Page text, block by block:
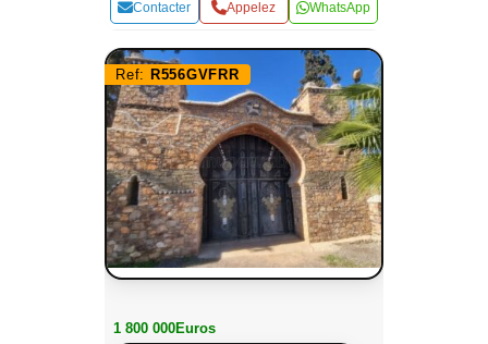
Contacter Appelez WhatsApp
Ref: R556GVFRR
1 800 000Euros